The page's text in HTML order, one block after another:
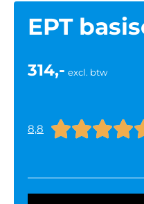
EPT
314,- excl. btw
8,8 